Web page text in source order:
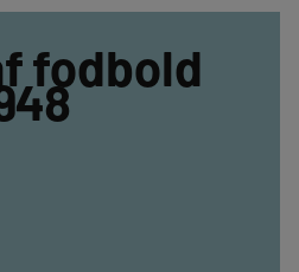
fodbold